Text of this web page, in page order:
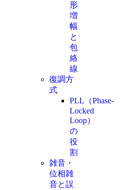
形
増
幅
と
包
絡
線
復調方
式
PLL（Phase-
Locked
Loop）
の
役
割
雑音・
位相雑
音と誤